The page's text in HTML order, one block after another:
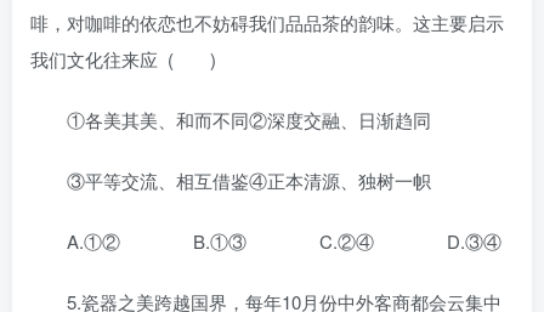
啡，对咖啡的依恋也不妨碍我们品品茶的韵味。这主要启示
我们文化往来应 ( )
①各美其美、和而不同②深度交融、日渐趋同
③平等交流、相互借鉴④正本清源、独树一帜
A.①② B.①③ C.②④ D.③④
5.瓷器之美跨越国界，每年10月份中外客商都会云集中